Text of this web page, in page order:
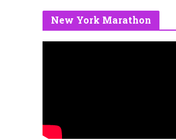
New York Marathon